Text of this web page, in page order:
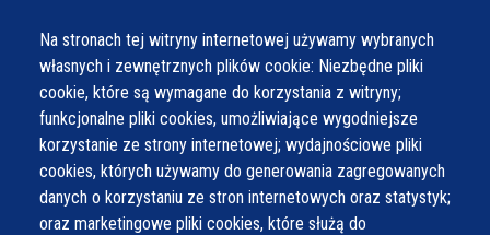
Na stronach tej witryny internetowej używamy wybranych
własnych i zewnętrznych plików cookie: Niezbędne pliki
cookie, które są wymagane do korzystania z witryny;
funkcjonalne pliki cookies, umożliwiające wygodniejsze
korzystanie ze strony internetowej; wydajnościowe pliki
cookies, których używamy do generowania zagregowanych
danych o korzystaniu ze stron internetowych oraz statystyk;
oraz marketingowe pliki cookies, które służą do
ug@wilamowice.pl
Poniedziałek
7:30 - 15:30
Wtorek
7:30 - 15:30
Środa
7:30 - 16:30
Czwartek
7:30 - 15:30
Piątek
7:30 - 14:30